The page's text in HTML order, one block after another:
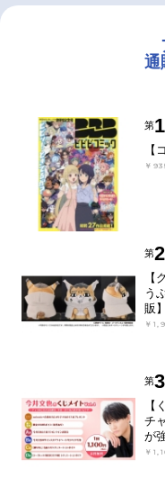
通
第1
【
￥
第2
【
う
販】
￥
第3
【
チ
が
￥